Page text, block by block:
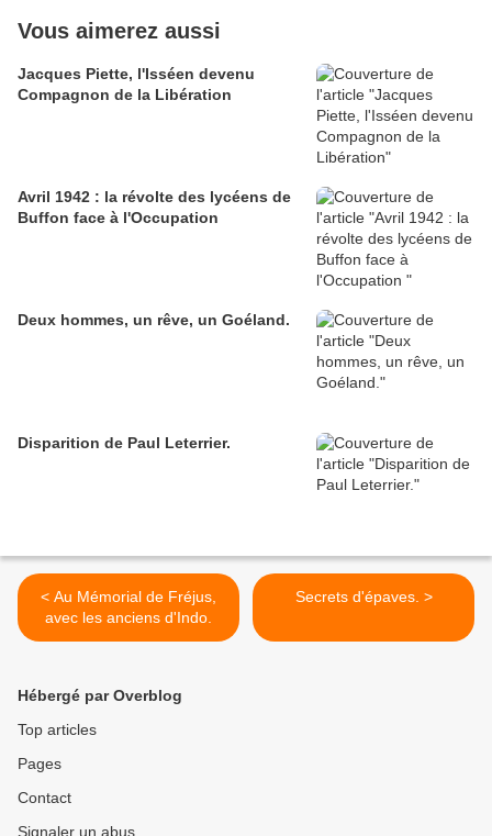
Vous aimerez aussi
Jacques Piette, l'Isséen devenu
Compagnon de la Libération
Avril 1942 : la révolte des lycéens de
Buffon face à l'Occupation
Deux hommes, un rêve, un Goéland.
Disparition de Paul Leterrier.
< Au Mémorial de Fréjus,
avec les anciens d'Indo.
Secrets d'épaves. >
Hébergé par Overblog
Top articles
Pages
Contact
Signaler un abus